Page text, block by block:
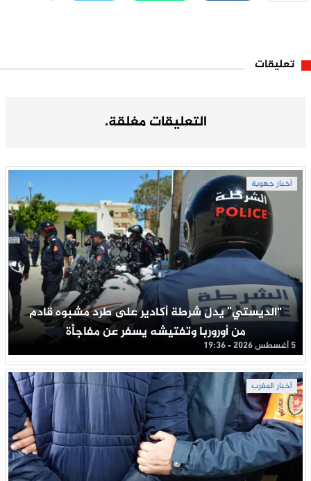
تعليقات
التعليقات مغلقة.
أخبار جهوية
“الديستي” يدل شرطة أكادير على طرد مشبوه قادم
من أوروربا وتفتيشه يسفر عن مفاجأة
5 أغسطس 2026 - 19:36
أخبار المغرب